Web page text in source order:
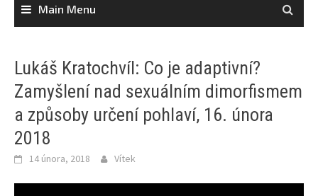
Main Menu
Lukáš Kratochvíl: Co je adaptivní?
Zamyšlení nad sexuálním dimorfismem
a způsoby určení pohlaví, 16. února
2018
14 února, 2018 Vítek